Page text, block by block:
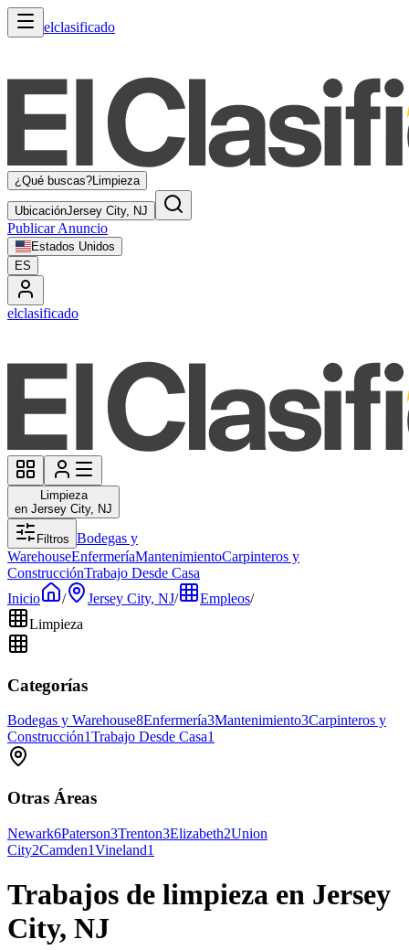
elclasificado
¿Qué buscas?Limpieza
UbicaciónJersey City, NJ
Publicar Anuncio
Estados Unidos
ES
elclasificado
Limpieza
en Jersey City, NJ
Filtros Bodegas y
WarehouseEnfermeríaMantenimientoCarpinteros y
ConstrucciónTrabajo Desde Casa
Inicio
/ Jersey City, NJ/ Empleos/
Limpieza
Categorías
Bodegas y Warehouse8Enfermería3Mantenimiento3Carpinteros y
Construcción1Trabajo Desde Casa1
Otras Áreas
Newark6Paterson3Trenton3Elizabeth2Union
City2Camden1Vineland1
Trabajos de limpieza en Jersey
City, NJ